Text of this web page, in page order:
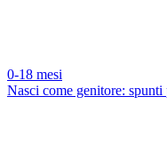
0-18 mesi
Nasci come genitore: